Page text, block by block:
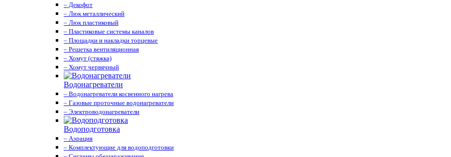
– Декофот
– Люк металлический
– Люк пластиковый
– Пластиковые системы каналов
– Площадки и накладки торцевые
– Решетка вентиляционная
– Хомут (стяжка)
– Хомут червячный
Водонагреватели
– Водонагреватели косвенного нагрева
– Газовые проточные водонагреватели
– Электроводонагреватели
Водоподготовка
– Аэрация
– Комплектующие для водоподготовки